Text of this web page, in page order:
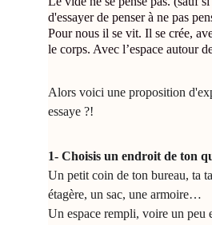
d'essayer de penser à ne pas
Pour nous il se vit. Il se crée,
le corps. Avec l’espace autour
Alors voici une proposition
essaye ?!
1- Choisis un endroit de ton
Un petit coin de ton bureau, ta
étagère, un sac, une armoire…
Un espace rempli, voire un peu